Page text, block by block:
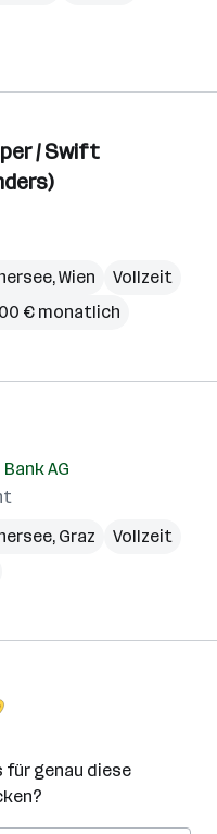
/ Swift
,Wien
Vollzeit
€ monatlich
AG
, Graz
Vollzeit
für genau diese